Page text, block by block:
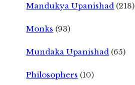
Mandukya Upanishad (218)
Monks (93)
Mundaka Upanishad (65)
Philosophers (10)